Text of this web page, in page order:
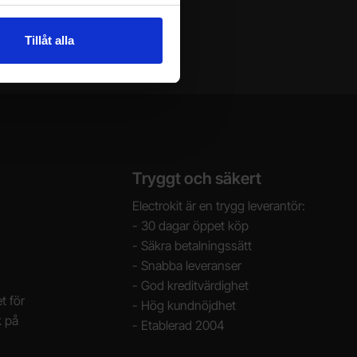
Tillåt alla
för
på
Tryggt och säkert
Electrokit är en trygg leverantör:
- 30 dagar öppet köp
- Säkra betalningssätt
- Snabba leveranser
- God kreditvärdighet
- Hög kundnöjdhet
- Etablerad 2004